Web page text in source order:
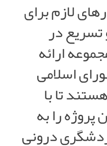
لازم برای
تسریع در
ارائه
اسلامی
تا با
را به
درونی